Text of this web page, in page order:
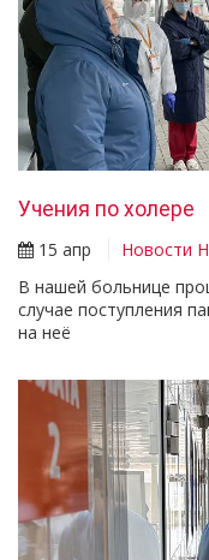
Учения по холере
15 апр
Новости
В нашей больнице
случае поступления
на неё